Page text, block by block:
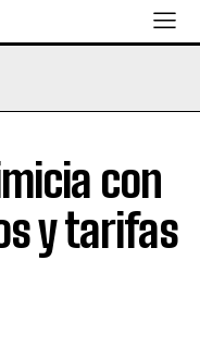
con
y tarifas